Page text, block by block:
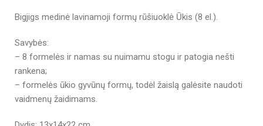
Bigjigs medinė lavinamoji formų rūšiuoklė Ūkis (8 el.).
Savybės:
– 8 formelės ir namas su nuimamu stogu ir patogia nešti
rankena;
– formelės ūkio gyvūnų formų, todėl žaislą galėsite naudoti
vaidmenų žaidimams.